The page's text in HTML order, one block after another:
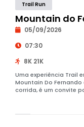
Trail Run
Mountain do
05/09/2026
07:30
8K 21K
Uma experiência Trail
Mountain Do
corrida, é um convite